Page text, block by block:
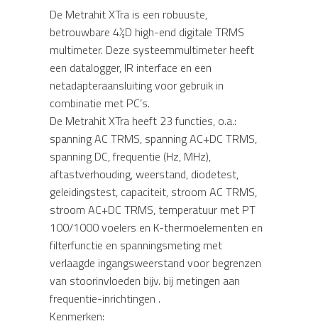
De Metrahit XTra is een robuuste,
betrouwbare 4½D high-end digitale TRMS
multimeter. Deze systeemmultimeter heeft
een datalogger, IR interface en een
netadapteraansluiting voor gebruik in
combinatie met PC’s.
De Metrahit XTra heeft 23 functies, o.a.:
spanning AC TRMS, spanning AC+DC TRMS,
spanning DC, frequentie (Hz, MHz),
aftastverhouding, weerstand, diodetest,
geleidingstest, capaciteit, stroom AC TRMS,
stroom AC+DC TRMS, temperatuur met PT
100/1000 voelers en K-thermoelementen en
filterfunctie en spanningsmeting met
verlaagde ingangsweerstand voor begrenzen
van stoorinvloeden bijv. bij metingen aan
frequentie-inrichtingen .
Kenmerken: